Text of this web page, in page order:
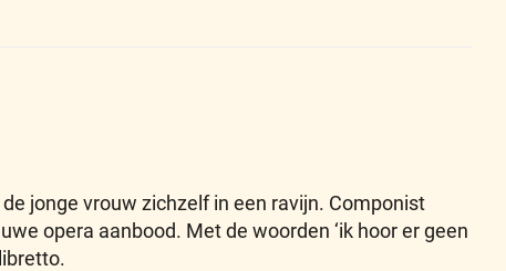
jonge vrouw zichzelf in een ravijn. Componist
opera aanbood. Met de woorden ‘ik hoor er geen